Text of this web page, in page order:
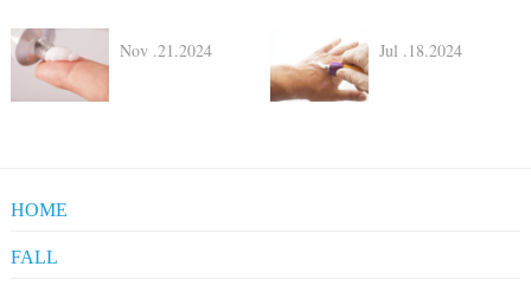
Nov .21.2024 Jul .18.2024
HOME
FALL